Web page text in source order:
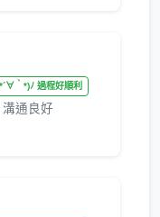
｀*)ﾉ 過程好順利
通良好